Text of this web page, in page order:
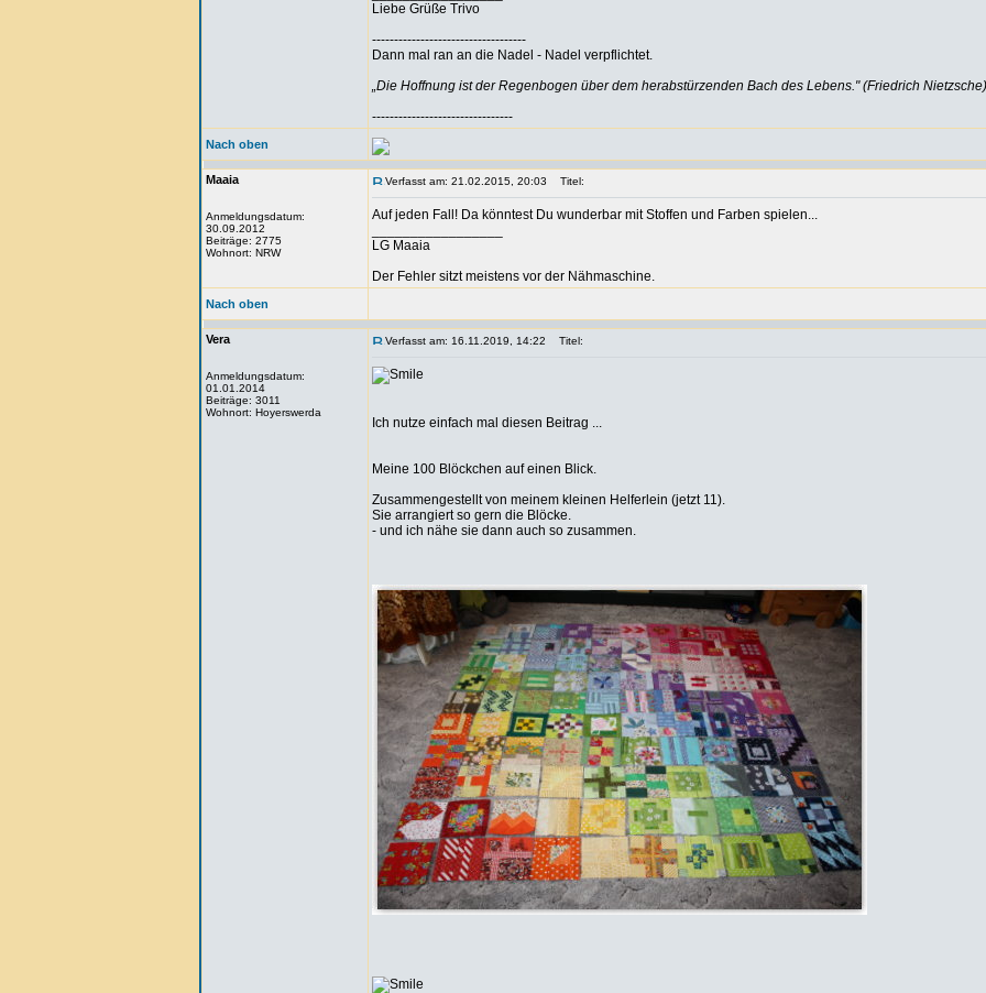
Liebe Grüße Trivo
-----------------------------------
Dann mal ran an die Nadel - Nadel verpflichtet.
„Die Hoffnung ist der Regenbogen über dem herabstürzenden Bach des Lebens." (Friedrich Nietzsche)
--------------------------------
Nach oben
Maaia
Anmeldungsdatum:
30.09.2012
Beiträge: 2775
Wohnort: NRW
Verfasst am: 21.02.2015, 20:03 Titel:
Auf jeden Fall! Da könntest Du wunderbar mit Stoffen und Farben spielen...
LG Maaia
Der Fehler sitzt meistens vor der Nähmaschine.
Nach oben
Vera
Anmeldungsdatum:
01.01.2014
Beiträge: 3011
Wohnort: Hoyerswerda
Verfasst am: 16.11.2019, 14:22 Titel:
Ich nutze einfach mal diesen Beitrag ...
Meine 100 Blöckchen auf einen Blick.
Zusammengestellt von meinem kleinen Helferlein (jetzt 11).
Sie arrangiert so gern die Blöcke.
- und ich nähe sie dann auch so zusammen.